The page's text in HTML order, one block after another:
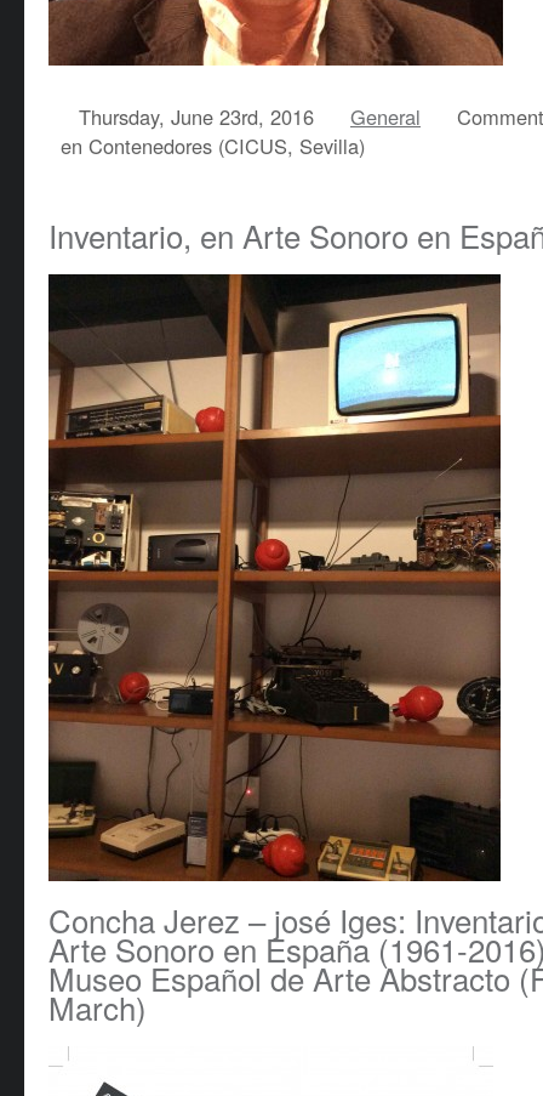
Thursday, June 23rd, 2016 General
en Contenedores (CICUS, Sevilla)
Inventario, en Arte Sonoro en
Concha Jerez – josé Iges:
Arte Sonoro en España (1961-
Museo Español de Arte Abstracto
March)